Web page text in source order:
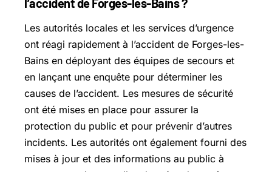
Les autorités locales et les services d’urgence
ont réagi rapidement à l’accident de Forges-les-
Bains en déployant des équipes de secours et
en lançant une enquête pour déterminer les
causes de l’accident. Les mesures de sécurité
ont été mises en place pour assurer la
protection du public et pour prévenir d’autres
incidents. Les autorités ont également fourni des
mises à jour et des informations au public à